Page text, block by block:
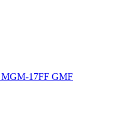
MGM-17FF GMF